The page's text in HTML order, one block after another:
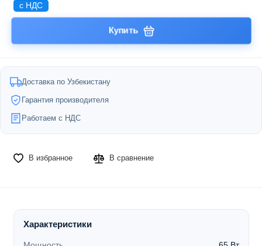
с НДС
Купить
Доставка по Узбекистану
Гарантия производителя
Работаем с НДС
В избранное В сравнение
Характеристики